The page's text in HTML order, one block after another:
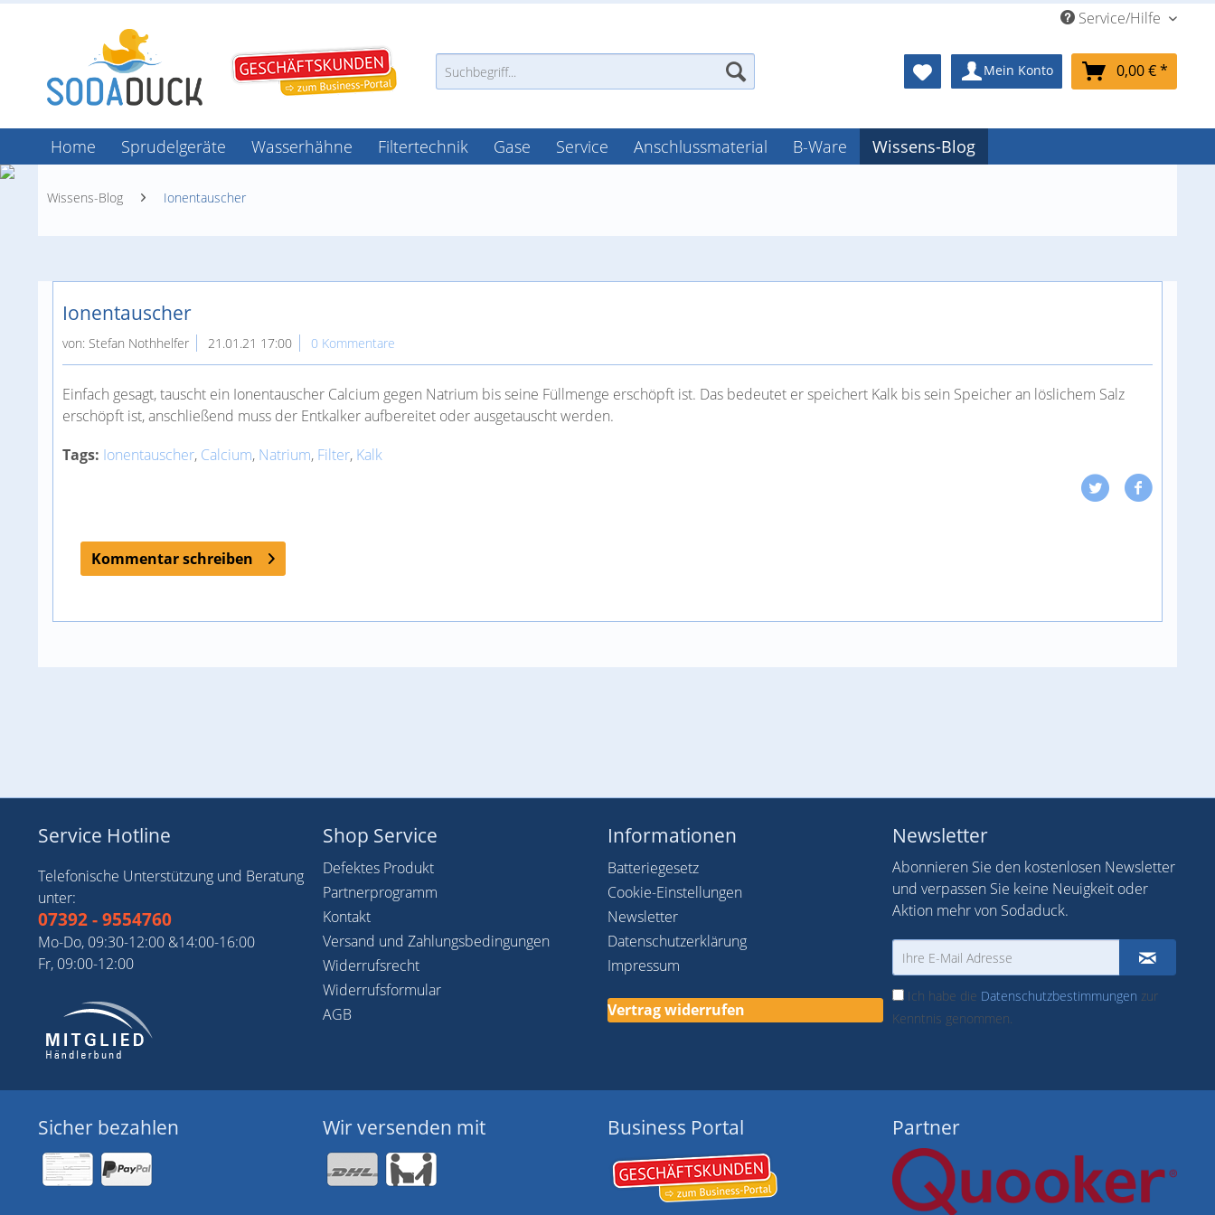
Service/Hilfe
Mein Konto 0,00 € *
Home Sprudelgeräte Wasserhähne Filtertechnik Gase Service Anschlussmaterial B-Ware Wissens-Blog
Wissens-Blog Ionentauscher
Ionentauscher
von: Stefan Nothhelfer 21.01.21 17:00 0 Kommentare
Einfach gesagt, tauscht ein Ionentauscher Calcium gegen Natrium bis seine Füllmenge erschöpft ist. Das bedeutet er speichert Kalk bis sein Speicher an löslichem Salz
erschöpft ist, anschließend muss der Entkalker aufbereitet oder ausgetauscht werden.
Tags: Ionentauscher, Calcium, Natrium, Filter, Kalk
Kommentar schreiben
Service Hotline
Telefonische Unterstützung und Beratung
unter:
07392 - 9554760
Mo-Do, 09:30-12:00 &14:00-16:00
Fr, 09:00-12:00
Shop Service
Defektes Produkt
Partnerprogramm
Kontakt
Versand und Zahlungsbedingungen
Widerrufsrecht
Widerrufsformular
AGB
Informationen
Batteriegesetz
Cookie-Einstellungen
Newsletter
Datenschutzerklärung
Impressum
Vertrag widerrufen
Newsletter
Abonnieren Sie den kostenlosen Newsletter
und verpassen Sie keine Neuigkeit oder
Aktion mehr von Sodaduck.
Ich habe die Datenschutzbestimmungen zur
Kenntnis genommen.
Sicher bezahlen Wir versenden mit Business Portal Partner